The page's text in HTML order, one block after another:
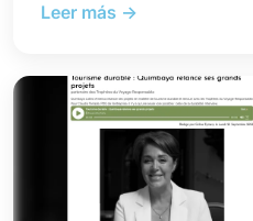
Leer más →